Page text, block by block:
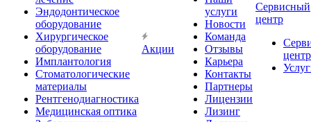
Эндодонтическое
оборудование
Хирургическое
оборудование
Имплантология
Стоматологические
материалы
Рентгенодиагностика
Медицинская оптика
Акции
услуги
Новости
Команда
Отзывы
Карьера
Контакты
Партнеры
Лицензии
Лизинг
Сервисный
центр
центр